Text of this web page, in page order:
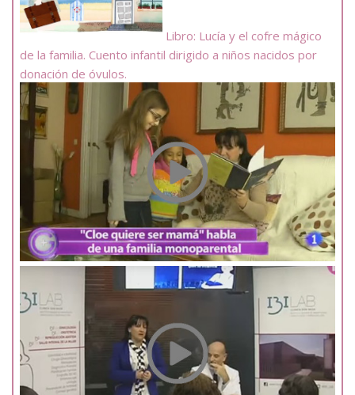
Libro: Lucía y el cofre mágico
de la familia. Cuento infantil dirigido a niños nacidos por
donación de óvulos.